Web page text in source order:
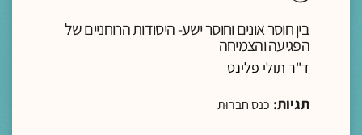
בין חוסר אונים וחוסר ישע- היסודות הרוחניים של
הפגיעה והצמיחה
ד"ר תולי פלינט
תגיות: כנס חברוּת